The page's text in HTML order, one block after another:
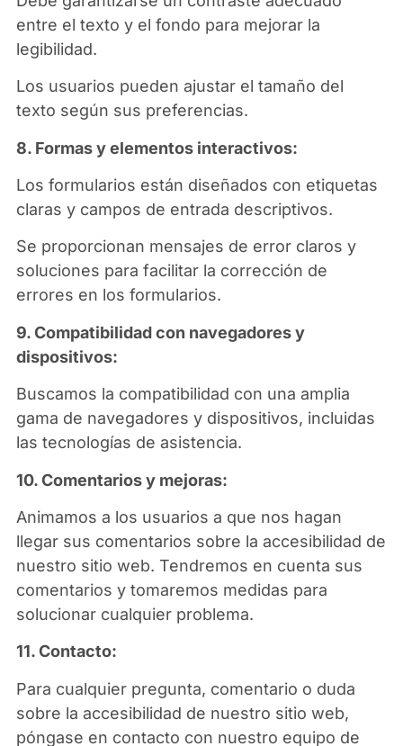
entre el texto y el fondo para mejorar la
legibilidad.
Los usuarios pueden ajustar el tamaño del
texto según sus preferencias.
8. Formas y elementos interactivos:
Los formularios están diseñados con etiquetas
claras y campos de entrada descriptivos.
Se proporcionan mensajes de error claros y
soluciones para facilitar la corrección de
errores en los formularios.
9. Compatibilidad con navegadores y
dispositivos:
Buscamos la compatibilidad con una amplia
gama de navegadores y dispositivos, incluidas
las tecnologías de asistencia.
10. Comentarios y mejoras:
Animamos a los usuarios a que nos hagan
llegar sus comentarios sobre la accesibilidad de
nuestro sitio web. Tendremos en cuenta sus
comentarios y tomaremos medidas para
solucionar cualquier problema.
11. Contacto:
Para cualquier pregunta, comentario o duda
sobre la accesibilidad de nuestro sitio web,
póngase en contacto con nuestro equipo de